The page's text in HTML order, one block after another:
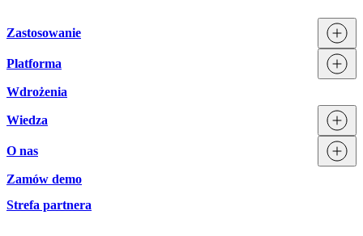
Zastosowanie
Procesy
Branże
Platforma
Technologia
Licencjonowanie
Wdrożenia
Wiedza
O nas
Zespół Logito
Aktualności
Zamów demo
Strefa partnera